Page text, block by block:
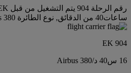
ساعات40 من الدقائق, نوع الطائرة Airbus 380
EK 904
16 س 40 د /
Airbus 380